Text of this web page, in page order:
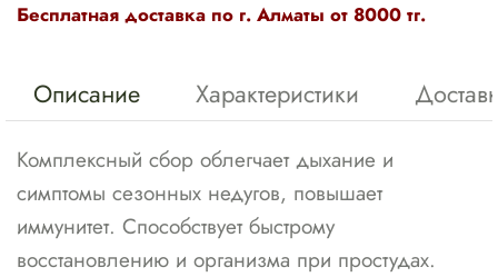
Бесплатная доставка по г. Алматы от 8000 тг.
Описание Характеристики
Комплексный сбор облегчает дыхание и
симптомы сезонных недугов, повышает
иммунитет. Способствует быстрому
восстановлению и организма при простудах.